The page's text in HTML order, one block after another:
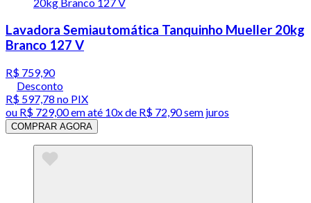
Lavadora Semiautomática Tanquinho Mueller 20kg
Branco 127 V
R$ 759,90
Desconto
R$ 597,78 no PIX
ou R$ 729,00em até 10x de R$ 72,90 sem juros
COMPRAR AGORA